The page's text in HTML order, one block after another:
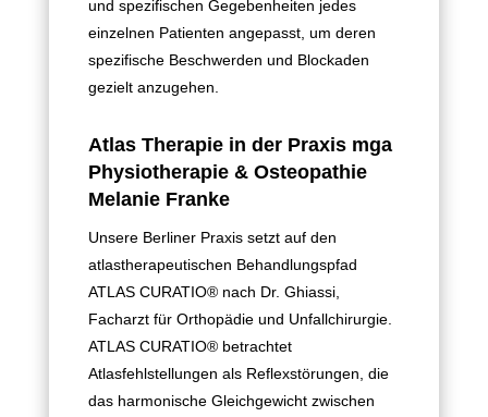
und spezifischen Gegebenheiten jedes
einzelnen Patienten angepasst, um deren
spezifische Beschwerden und Blockaden
gezielt anzugehen.
Atlas Therapie in der Praxis mga
Physiotherapie & Osteopathie
Melanie Franke
Unsere Berliner Praxis setzt auf den
atlastherapeutischen Behandlungspfad
ATLAS CURATIO® nach Dr. Ghiassi,
Facharzt für Orthopädie und Unfallchirurgie.
ATLAS CURATIO® betrachtet
Atlasfehlstellungen als Reflexstörungen, die
das harmonische Gleichgewicht zwischen